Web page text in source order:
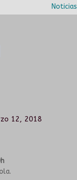
Noticias
12, 2018